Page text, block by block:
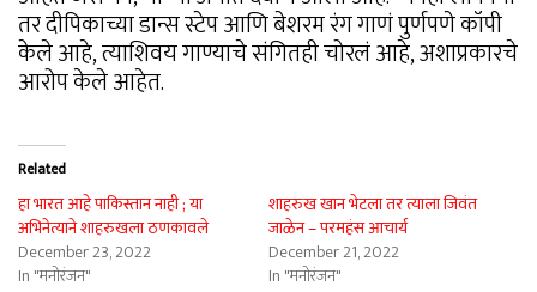
तर दीपिकाच्या डान्स स्टेप आणि बेशरम रंग गाणं पुर्णपणे कॉपी
केले आहे, त्याशिवय गाण्याचे संगितही चोरलं आहे, अशाप्रकारचे
आरोप केले आहेत.
Related
हा भारत आहे पाकिस्तान नाही ; या
अभिनेत्याने शाहरुखला ठणकावले
December 23, 2022
In "मनोरंजन"
शाहरुख खान भेटला तर त्याला जिवंत
जाळेन – परमहंस आचार्य
December 21, 2022
In "मनोरंजन"